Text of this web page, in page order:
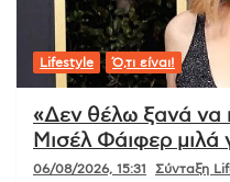
Lifestyle Ό,τι είναι!
«Δεν θέλω ξανά να
Μισέλ Φάιφερ μιλά
06/08/2026, 15:31 Σύνταξη